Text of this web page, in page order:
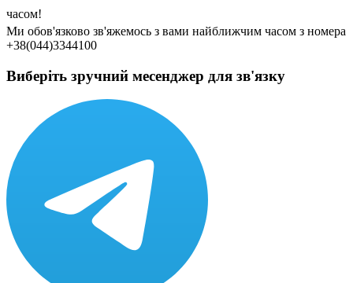
часом!
Ми обов'язково зв'яжемось з вами найближчим часом з номера
+38(044)3344100
Виберіть зручний месенджер для зв'язку